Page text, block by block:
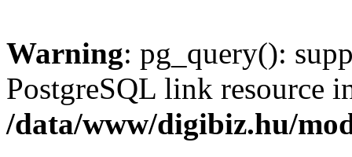
Warning: pg_query():
PostgreSQL link resource
/data/www/digibiz.hu/